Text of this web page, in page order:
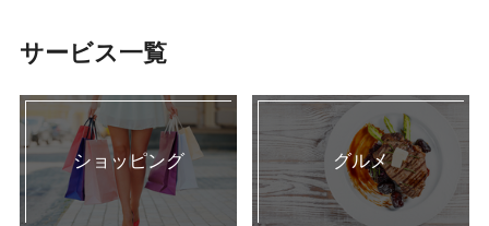
サービス一覧
ショッピング グルメ